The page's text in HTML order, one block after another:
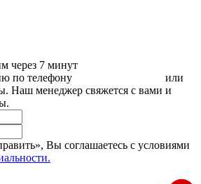
через 7 минут
по телефону
или
Наш менеджер свяжется с вами и
Вы соглашаетесь c условиями